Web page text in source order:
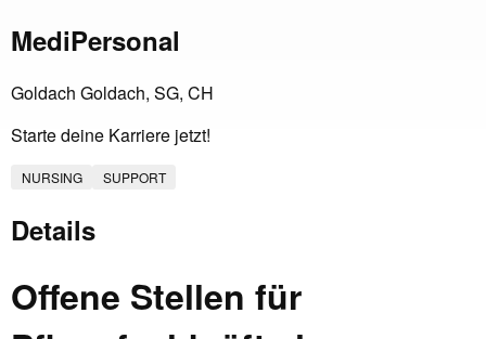
MediPersonal
Goldach Goldach, SG, CH
Starte deine Karriere jetzt!
NURSING SUPPORT
Details
Offene Stellen für